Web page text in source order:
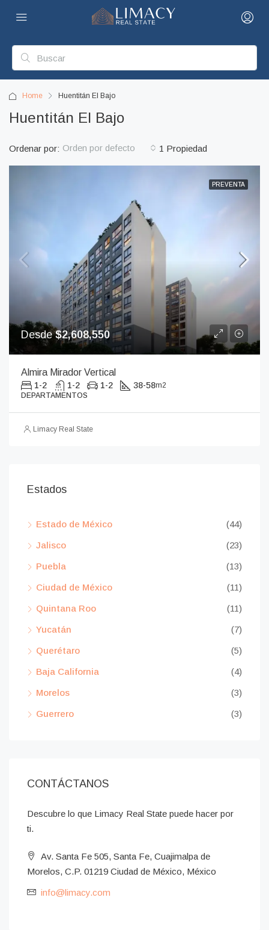
Home Huentitán El Bajo
Huentitán El Bajo
1 Propiedad
Ordenar por: Orden por defecto
PREVENTA
Desde$2,608,550
Almira Mirador Vertical
1-2 1-2 1-2 38-58m2
DEPARTAMENTOS
Limacy Real State
Estados
Estado de México (44)
Jalisco (23)
Puebla (13)
Ciudad de México (11)
Quintana Roo (11)
Yucatán (7)
Querétaro (5)
Baja California (4)
Morelos (3)
Guerrero (3)
CONTÁCTANOS
Descubre lo que Limacy Real State puede hacer por
ti.
Av. Santa Fe 505, Santa Fe, Cuajimalpa de
Morelos, C.P. 01219 Ciudad de México, México
info@limacy.com